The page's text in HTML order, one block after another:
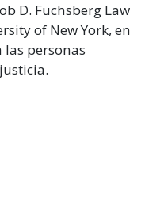
D. Fuchsberg Law
of New York, en
personas